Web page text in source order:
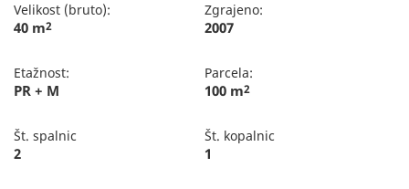
Velikost (bruto):
40 m2
Zgrajeno:
2007
Etažnost:
PR + M
Parcela:
100 m2
Št. spalnic
2
Št. kopalnic
1